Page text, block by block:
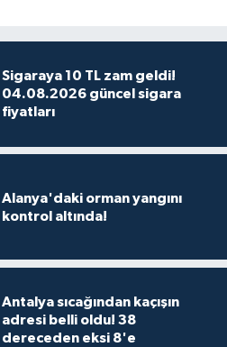
Sigaraya 10 TL zam geldi!
04.08.2026 güncel sigara
fiyatları
Alanya'daki orman yangını
kontrol altında!
Antalya sıcağından kaçışın
adresi belli oldu! 38
dereceden eksi 8'e